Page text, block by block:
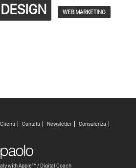
WEB MARKETING
Clienti Contatti Newsletter Consulenza
withApple™ / Digital Coach